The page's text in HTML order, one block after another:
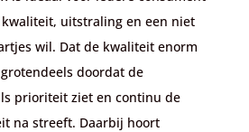
uitstraling en een niet
wil. Dat de kwaliteit enorm
doordat de
prioriteit ziet en continu de
na streeft. Daarbij hoort